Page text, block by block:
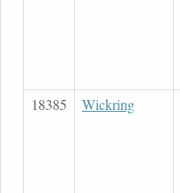
18385 Wickring